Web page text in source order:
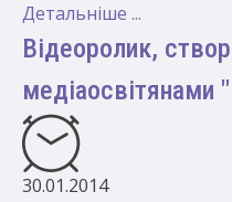
Детальніше ...
Відеоролик,
медіаосвітянами
30.01.2014